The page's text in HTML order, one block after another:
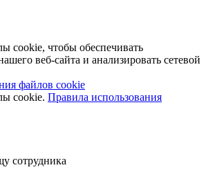
cookie, чтобы обеспечивать
веб-сайта и анализировать сетевой
файлов cookie
cookie. Правила использования
сотрудника